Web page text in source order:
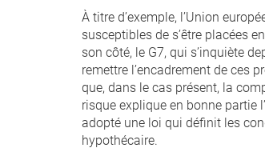
À titre d’exemple, l’Union
susceptibles de s’être placées
son côté, le G7, qui s’inquiète
remettre l’encadrement de ces
que, dans le cas présent, la
risque explique en bonne partie
adopté une loi qui définit les
hypothécaire.